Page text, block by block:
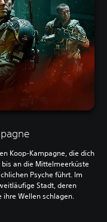
Koop-Kampagne, die dich
an die Mittelmeerküste
Psyche führt. Im
Stadt, deren
ihre Wellen schlagen.